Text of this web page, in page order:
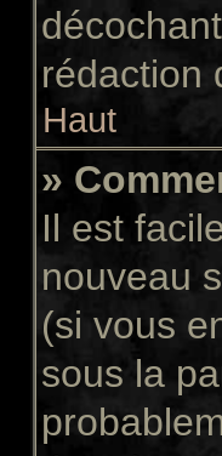
rédaction
Haut
»
Il est
nouveau
(si vous
sous la